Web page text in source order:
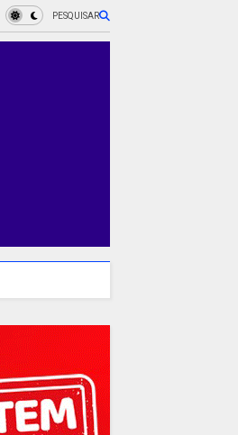
PESQUISAR